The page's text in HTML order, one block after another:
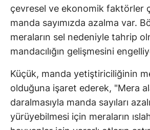
çevresel ve ekonomik faktörler
manda sayımızda azalma var.
meraların sel nedeniyle tahrip
mandacılığın gelişmesini
Küçük, manda yetiştiriciliğinin
olduğuna işaret ederek, "Mera
daralmasıyla manda sayıları
yürüyebilmesi için meraların